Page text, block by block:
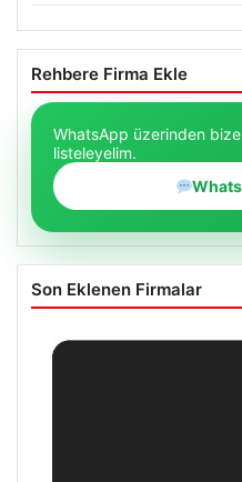
Rehbere Firma Ekle
WhatsApp üzerinden bize
listeleyelim.
Son Eklenen Firmalar